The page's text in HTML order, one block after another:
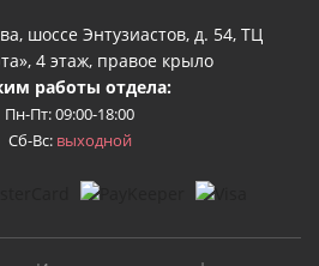
шоссе Энтузиастов, д. 54, ТЦ
4 этаж, правое крыло
работы отдела:
Пн-Пт: 09:00-18:00
Сб-Вс: выходной